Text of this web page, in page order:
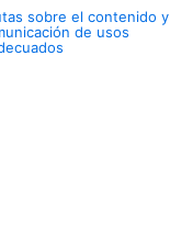
sobre el contenido y
de usos